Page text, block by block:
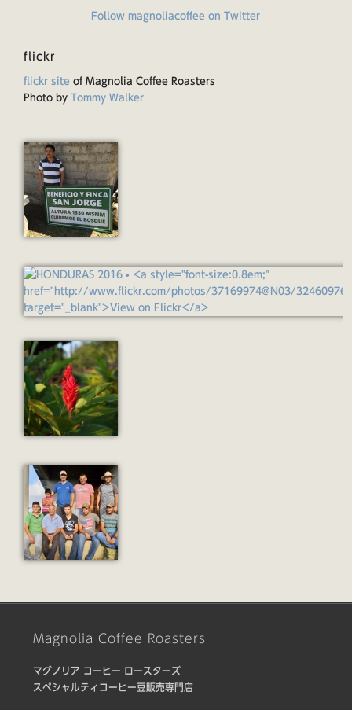
Follow magnoliacoffee on Twitter
flickr
flickr site of Magnolia Coffee Roasters
Photo by Tommy Walker
Magnolia Coffee Roasters
マグノリア コーヒー ロースターズ
スペシャルティコーヒー豆販売専門店